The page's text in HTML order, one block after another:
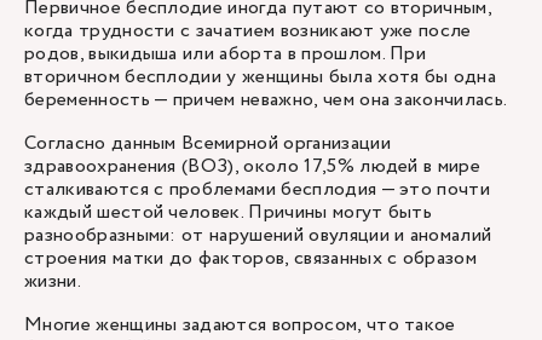
Первичное бесплодие иногда путают со вторичным,
когда трудности с зачатием возникают уже после
родов, выкидыша или аборта в прошлом. При
вторичном бесплодии у женщины была хотя бы одна
беременность — причем неважно, чем она закончилась.
Согласно данным Всемирной организации
здравоохранения (ВОЗ), около 17,5% людей в мире
сталкиваются с проблемами бесплодия — это почти
каждый шестой человек. Причины могут быть
разнообразными: от нарушений овуляции и аномалий
строения матки до факторов, связанных с образом
жизни.
Многие женщины задаются вопросом, что такое